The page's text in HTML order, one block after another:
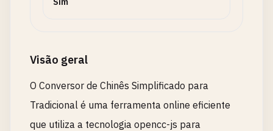
Visão geral
O Conversor de Chinês Simplificado para
Tradicional é uma ferramenta online eficiente
que utiliza a tecnologia opencc-js para